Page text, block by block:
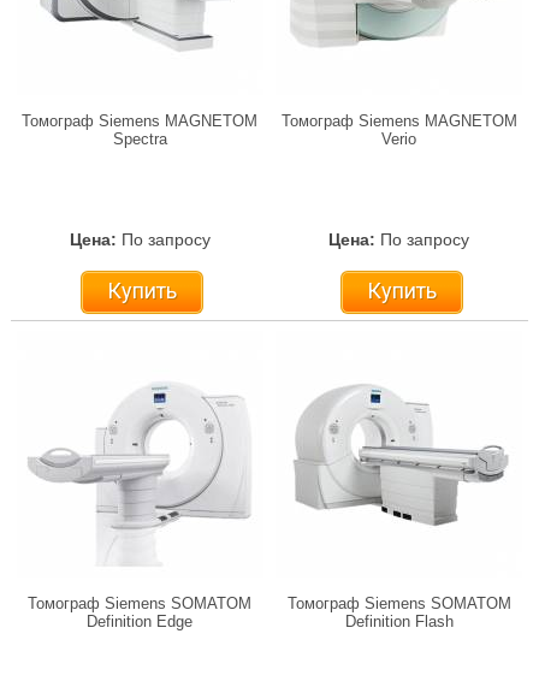
Томограф Siemens MAGNETOM
Spectra
Цена: По запросу
Купить
Томограф Siemens MAGNETOM
Verio
Цена: По запросу
Купить
Томограф Siemens SOMATOM
Definition Edge
Томограф Siemens SOMATOM
Definition Flash